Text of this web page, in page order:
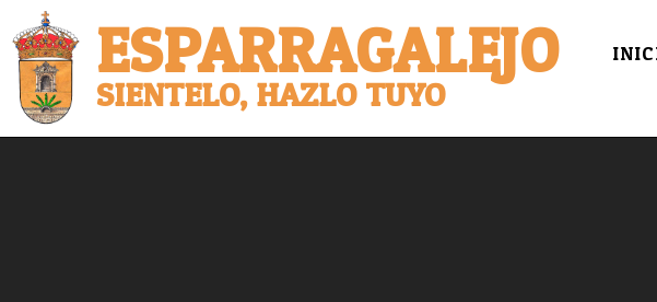
ESPARRAGALEJO
SIENTELO, HAZLO TUYO